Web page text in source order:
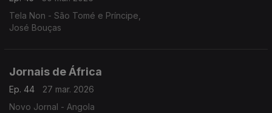
Tela Non - São Tomé e Príncipe,
José Bouças
Jornais de África
Ep. 44
27 mar. 2026
Novo Jornal - Angola